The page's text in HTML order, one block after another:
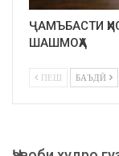
ҶАМЪБАСТИ
ШАШМОҲА
ПЕШ БАЪДӢ